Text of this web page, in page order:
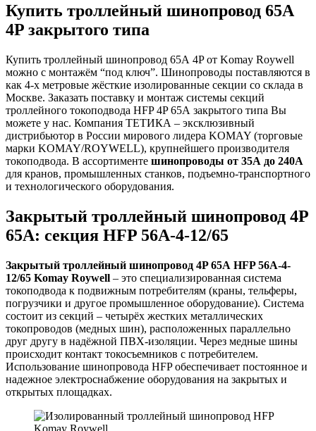
Купить троллейный шинопровод 65А
4P закрытого типа
Купить троллейный шинопровод 65А 4P от Komay Roywell
можно с монтажём “под ключ”. Шинопроводы поставляются в
как 4-х метровые жёсткие изолированные секции со склада в
Москве. Заказать поставку и монтаж системы секций
троллейного токоподвода HFP 4P 65А закрытого типа Вы
можете у нас. Компания ТЕТИКА – эксклюзивный
дистрибьютор в России мирового лидера KOMAY (торговые
марки KOMAY/ROYWELL), крупнейшего производителя
токоподвода. В ассортименте шинопроводы от 35А до 240А
для кранов, промышленных станков, подъемно-транспортного
и технологического оборудования.
Закрытый троллейный шинопровод 4P
65А: секция HFP 56A-4-12/65
Закрытый троллейный шинопровод 4P 65А HFP 56A-4-
12/65 Komay Roywell – это специализированная система
токоподвода к подвижным потребителям (краны, тельферы,
погрузчики и другое промышленное оборудование). Система
состоит из секций – четырёх жестких металлических
токопроводов (медных шин), расположенных параллельно
друг другу в надёжной ПВХ-изоляции. Через медные шины
происходит контакт токосъемников с потребителем.
Использование шинопровода HFP обеспечивает постоянное и
надежное электроснабжение оборудования на закрытых и
открытых площадках.